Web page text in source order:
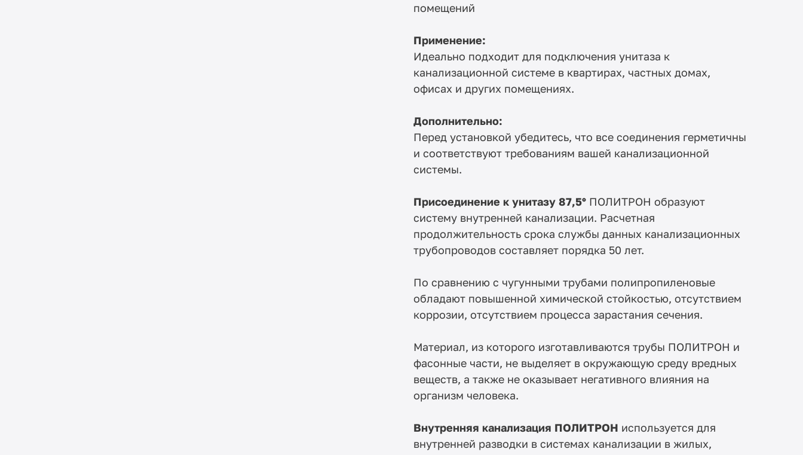
помещений
Применение:
Идеально подходит для подключения унитаза к
канализационной системе в квартирах, частных домах,
офисах и других помещениях.
Дополнительно:
Перед установкой убедитесь, что все соединения герметичны
и соответствуют требованиям вашей канализационной
системы.
Присоединение к унитазу 87,5° ПОЛИТРОН образуют
систему внутренней канализации. Расчетная
продолжительность срока службы данных канализационных
трубопроводов составляет порядка 50 лет.
По сравнению с чугунными трубами полипропиленовые
обладают повышенной химической стойкостью, отсутствием
коррозии, отсутствием процесса зарастания сечения.
Материал, из которого изготавливаются трубы ПОЛИТРОН и
фасонные части, не выделяет в окружающую среду вредных
веществ, а также не оказывает негативного влияния на
организм человека.
Внутренняя канализация ПОЛИТРОН используется для
внутренней разводки в системах канализации в жилых,